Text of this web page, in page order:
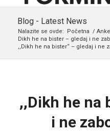
Blog - Latest News
Nalazite se ovde: Početna /
Dikh he na bister – gledaj i ne
,,Dikh he na bister“ – gledaj i ne
,,Dikh he na
i ne